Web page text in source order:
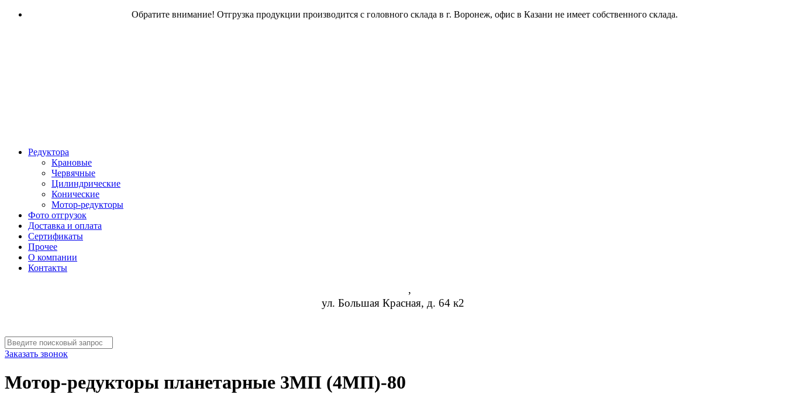
Обратите внимание! Отгрузка продукции производится с головного склада в г. Воронеж, офис в Казани не имеет собственного склада.
Редуктора
Крановые
Червячные
Цилиндрические
Конические
Мотор-редукторы
Фото отгрузок
Доставка и оплата
Сертификаты
Прочее
О компании
Контакты
,
ул. Большая Красная, д. 64 к2
Заказать звонок
Мотор-редукторы планетарные 3МП (4МП)-80